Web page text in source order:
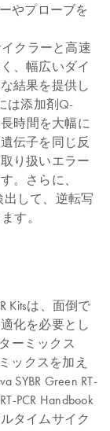
やプローブを
イクラーと高速
、幅広いダイ
結果を提供し
は添加剤Q-
時間を大幅に
伝子を同じ反
り扱いエラー
。さらに、
出して、逆転写
す。
Kitsは、面倒で
化を必要とし
ーミックス
ックスを加え
SYBR Green RT-
PCR Handbook
タイムサイク